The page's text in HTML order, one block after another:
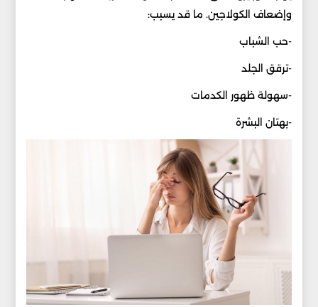
وإضعاف الكولاجين. ما قد يسبب:
-حب الشباب
-ترقق الجلد
-سهولة ظهور الكدمات
-بهتان البشرة